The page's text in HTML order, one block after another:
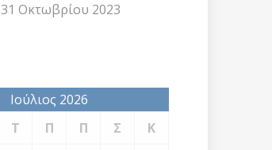
31 Οκτωβρίου 2023
Ιούλιος 2026
Τ Π Π Σ Κ